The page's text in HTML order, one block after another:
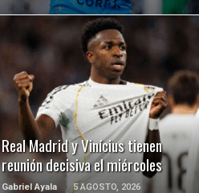
Real Madrid y Vinícius tienen
reunión decisiva el miércoles
Gabriel Ayala 5 AGOSTO, 2026
LEER MÁS